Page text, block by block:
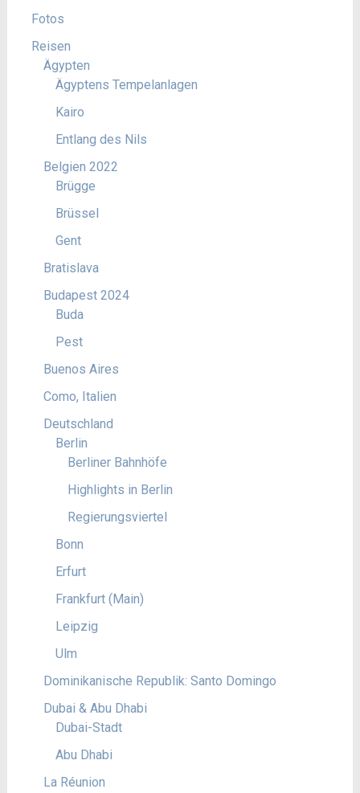
Fotos
Reisen
Ägypten
Ägyptens Tempelanlagen
Kairo
Entlang des Nils
Belgien 2022
Brügge
Brüssel
Gent
Bratislava
Budapest 2024
Buda
Pest
Buenos Aires
Como, Italien
Deutschland
Berlin
Berliner Bahnhöfe
Highlights in Berlin
Regierungsviertel
Bonn
Erfurt
Frankfurt (Main)
Leipzig
Ulm
Dominikanische Republik: Santo Domingo
Dubai & Abu Dhabi
Dubai-Stadt
Abu Dhabi
La Réunion